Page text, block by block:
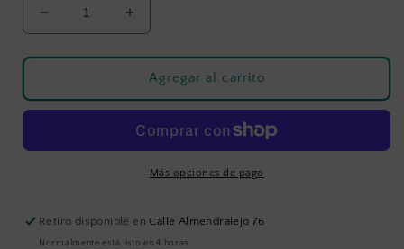
Reducir
cantidad
para
ANTIESCARAS
CUADRADO
VISCOELASTICO
42X42
Aumentar
cantidad
para
COJIN
ANTIESCARAS
CUADRADO
VISCOELASTICO
42X42
Agregar al carrito
Más opciones de pago
Retiro disponible en Calle Almendralejo 76
Normalmente está listo en 4 horas